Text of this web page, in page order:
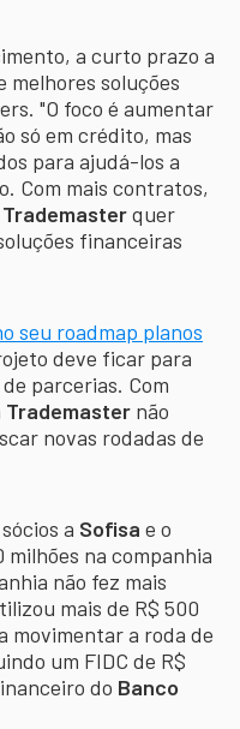
a curto prazo a
melhores soluções
"O foco é aumentar
só em crédito, mas
para ajudá-los a
Com mais contratos,
Trademasterquer
financeiras
seu roadmap planos
deve ficar para
parcerias. Com
Trademaster não
novas rodadas de
a Sofisa e o
milhões na companhia
não fez mais
mais de R$ 500
movimentar a roda de
um FIDC de R$
do Banco